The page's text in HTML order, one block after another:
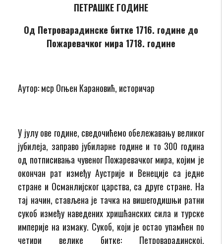
ПЕТРАШКЕ ГОДИНЕ
Од Петроварадинске битке 1716. године до
Пожаревачког мира 1718. године
Аутор: мср Огњен Карановић, историчар
У јулу ове године, сведочићемо обележавању великог
јубилеја, заправо јубиларне године и то 300 година
од потписивања чувеног Пожаревачког мира, којим је
окончан рат између Аустрије и Венеције са једне
стране и Османлијског царства, са друге стране. На
тај начин, стављена је тачка на вишегодишњи ратни
сукоб између наведених хришћанских сила и турске
империје на измаку. Сукоб, који је остао упамћен по
четири велике битке: Петроварадинској,